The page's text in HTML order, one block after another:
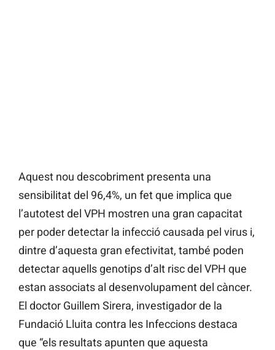
Aquest nou descobriment presenta una
sensibilitat del 96,4%, un fet que implica que
l’autotest del VPH mostren una gran capacitat
per poder detectar la infecció causada pel virus i,
dintre d’aquesta gran efectivitat, també poden
detectar aquells genotips d’alt risc del VPH que
estan associats al desenvolupament del càncer.
El doctor Guillem Sirera, investigador de la
Fundació Lluita contra les Infeccions destaca
que “els resultats apunten que aquesta